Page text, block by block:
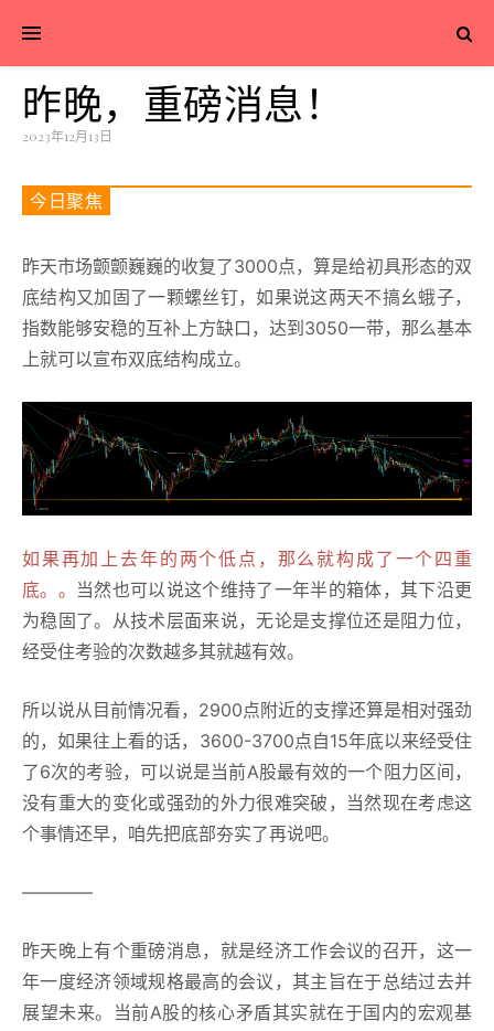
昨晚，重磅消息！
2023年12月13日
今日聚焦
昨天市场颤颤巍巍的收复了3000点，算是给初具形态的双
底结构又加固了一颗螺丝钉，如果说这两天不搞幺蛾子，
指数能够安稳的互补上方缺口，达到3050一带，那么基本
上就可以宣布双底结构成立。
如果再加上去年的两个低点，那么就构成了一个四重
底。。 当然也可以说这个维持了一年半的箱体，其下沿更
为稳固了。从技术层面来说，无论是支撑位还是阻力位，
经受住考验的次数越多其就越有效。
所以说从目前情况看，2900点附近的支撑还算是相对强劲
的，如果往上看的话，3600-3700点自15年底以来经受住
了6次的考验，可以说是当前A股最有效的一个阻力区间，
没有重大的变化或强劲的外力很难突破，当然现在考虑这
个事情还早，咱先把底部夯实了再说吧。
————
昨天晚上有个重磅消息，就是经济工作会议的召开，这一
年一度经济领域规格最高的会议，其主旨在于总结过去并
展望未来。当前A股的核心矛盾其实就在于国内的宏观基